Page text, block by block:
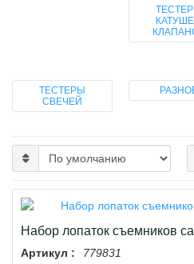
ТЕСТЕРЫ
СВЕЧЕЙ
Набор лопаток съемников
Артикул :
779831